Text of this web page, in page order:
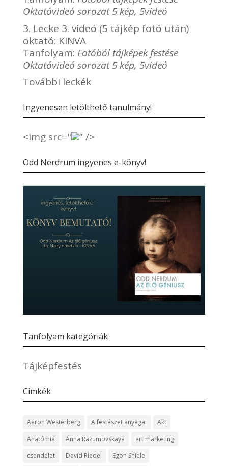
Oktatóvideó sorozat 5 kép, 5videó
3. Lecke 3. videó (5 tájkép fotó után)
oktató: KINVA
Tanfolyam: Fotóból tájképek festése
Oktatóvideó sorozat 5 kép, 5videó
További leckék
Ingyenesen letölthető tanulmány!
<img src=" ” />
Odd Nerdrum ingyenes e-könyv!
Tanfolyam kategóriák
Tájképfestés
Cimkék
Aaron Westerberg A festészet anyagai
Akt
Anatómia
Anna Razumovskaya
art marketing
csendélet
David Riedel
Egon Shiele